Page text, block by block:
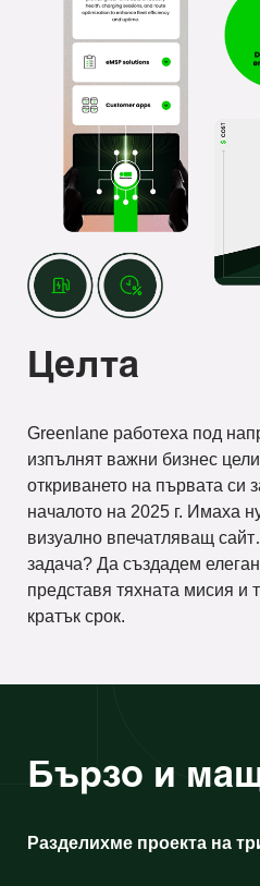
Целта
Greenlane работеха под
изпълнят важни бизнес
откриването на първата си
началото на 2025 г. Имаха
визуално впечатляващ
задача? Да създадем
представя тяхната мисия и
кратък срок.
Бързо и
Разделихме проекта на